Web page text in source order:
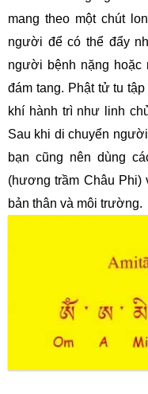
mang theo một chút
người để có thể đẩy
người bệnh nặng hoặc
đám tang. Phật tử tu
khí hành trì như linh
Sau khi di chuyển
bạn cũng nên dùng
(hương trầm Châu Phi)
bản thân và môi trường.